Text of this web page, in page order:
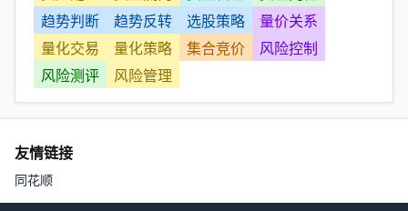
趋势判断
趋势反转 选股策略
量价关系
量化交易
量化策略 集合竞价
风险控制
风险测评
风险管理
友情链接
同花顺